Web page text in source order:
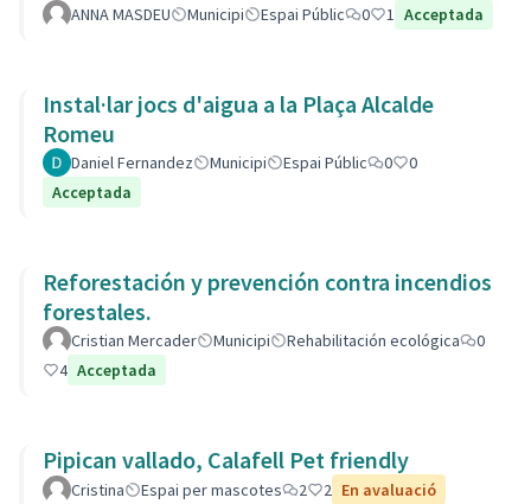
ANNA MASDEU Municipi Espai Públic 0 1 Acceptada
Instal·lar jocs d'aigua a la Plaça Alcalde
Romeu
Daniel Fernandez Municipi Espai Públic 0
0
Acceptada
Reforestación y prevención contra incendios
forestales.
Cristian Mercader Municipi Rehabilitación ecológica
0
4 Acceptada
Pipican vallado, Calafell Pet friendly
Cristina Espai per mascotes 2 2 En avaluació